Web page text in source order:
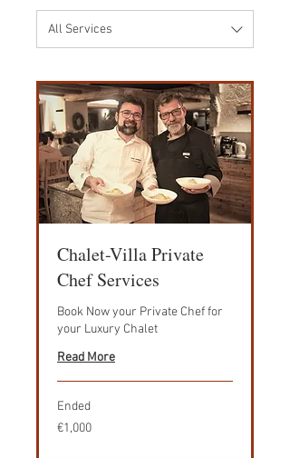
All Services
Chalet-Villa Private
Chef Services
Book Now your Private Chef for
your Luxury Chalet
Read More
Ended
1,000
euros
€1,000